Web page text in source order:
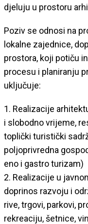
djeluju u prostoru
Poziv se odnosi na
lokalne zajednice,
prostora, koji potiču
procesu i planiranju
uključuje:
1. Realizacije
i slobodno vrijeme,
toplički turistički
poljoprivredna
eno i gastro turizam)
2. Realizacije u
doprinos razvoju i
rive, trgovi, parkovi,
rekreaciju, šetnice,